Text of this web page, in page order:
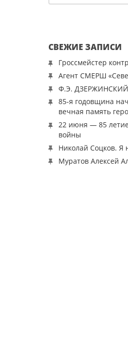
СВЕЖИЕ ЗАПИСИ
Гроссмейстер
Агент СМЕРШ
Ф.Э. ДЗЕРЖИНСКИЙ:
85-я годовщина
вечная память
22 июня — 85
войны
Николай Соцков. Я
Муратов Алексей